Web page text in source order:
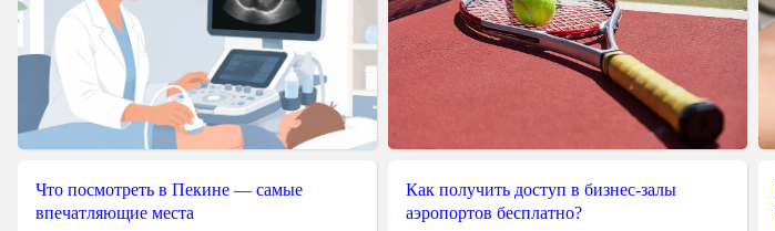
Что посмотреть в Пекине — самые
впечатляющие места
Как получить доступ в бизнес-залы
аэропортов бесплатно?